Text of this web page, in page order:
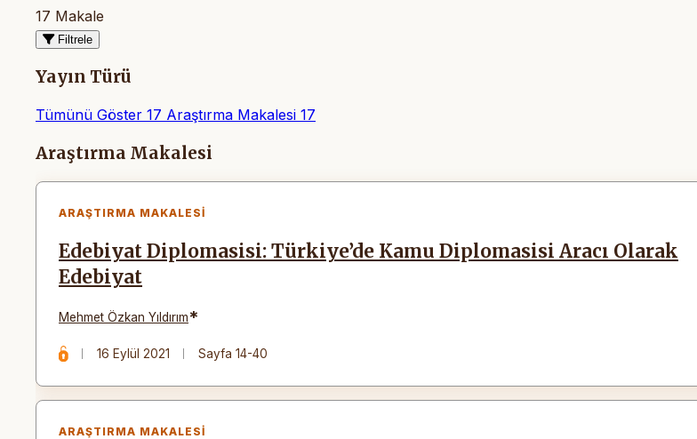
17 Makale
Filtrele
Yayın Türü
Tümünü Göster 17 Araştırma Makalesi 17
Makaleler
Araştırma Makalesi
ARAŞTIRMA MAKALESI
Edebiyat Diplomasisi: Türkiye’de Kamu Diplomasisi Aracı Olarak
Edebiyat
Mehmet Özkan Yıldırım*
16 Eylül 2021 Sayfa 14-40
ARAŞTIRMA MAKALESI